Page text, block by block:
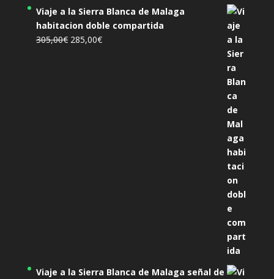
Viaje a la Sierra Blanca de Malaga
habitacion doble compartida
305,00€ El
285,00€El
Viaje a la Sierra Blanca de Malaga señal de